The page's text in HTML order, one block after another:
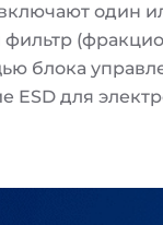
один
блока
ESD для